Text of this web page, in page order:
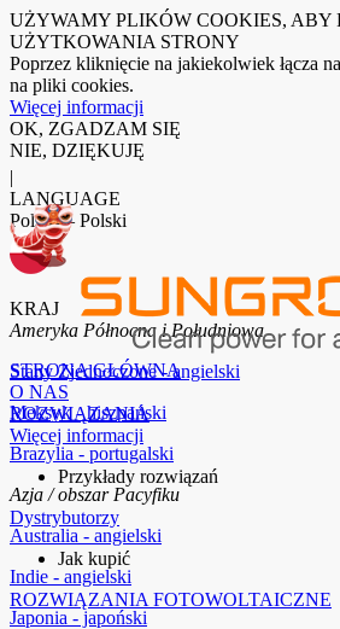
UŻYWAMY PLIKÓW COOKIES, ABY
UŻYTKOWANIA STRONY
Poprzez kliknięcie na jakiekolwiek łącza
na pliki cookies.
Więcej informacji
OK, ZGADZAM SIĘ
NIE, DZIĘKUJĘ
|
LANGUAGE
Polska – Polski
KRAJ
Ameryka Północna i Południowa
Stany Zjednoczone - angielski
Meksyk - hiszpański
Brazylia - portugalski
Azja / obszar Pacyfiku
Australia - angielski
Indie - angielski
Japonia - japoński
STRONA GŁÓWNA
O NAS
ROZWIĄZANIA
Więcej informacji
Przykłady rozwiązań
Dystrybutorzy
Jak kupić
ROZWIĄZANIA FOTOWOLTAICZNE